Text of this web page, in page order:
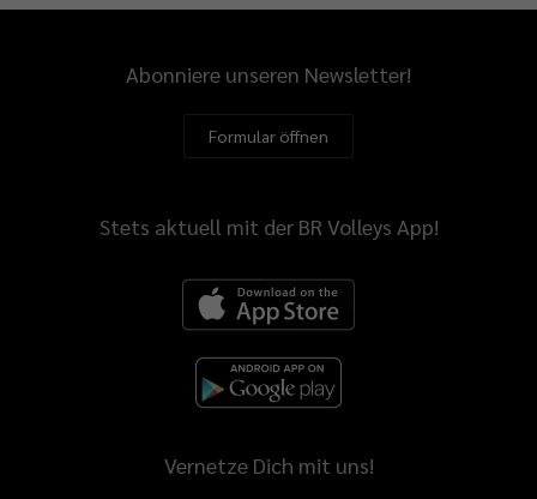
Abonniere unseren Newsletter!
Formular öffnen
Stets aktuell mit der BR Volleys App!
Vernetze Dich mit uns!